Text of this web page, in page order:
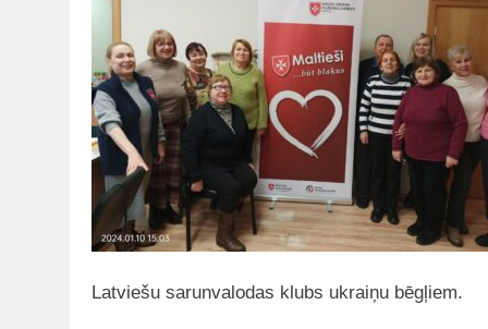
Latviešu sarunvalodas klubs ukraiņu bēgļiem.